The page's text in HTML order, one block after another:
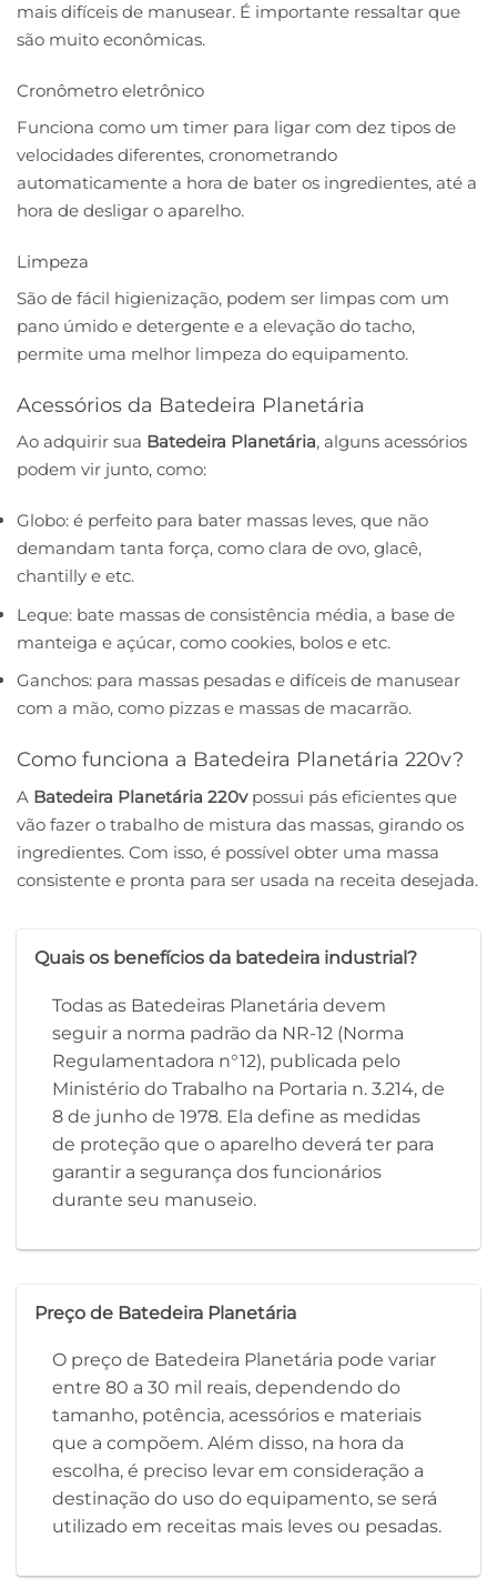
mais difíceis de manusear. É importante ressaltar que
são muito econômicas.
Cronômetro eletrônico
Funciona como um timer para ligar com dez tipos de
velocidades diferentes, cronometrando
automaticamente a hora de bater os ingredientes, até a
hora de desligar o aparelho.
Limpeza
São de fácil higienização, podem ser limpas com um
pano úmido e detergente e a elevação do tacho,
permite uma melhor limpeza do equipamento.
Acessórios da Batedeira Planetária
Ao adquirir sua Batedeira Planetária, alguns acessórios
podem vir junto, como:
Globo: é perfeito para bater massas leves, que não
demandam tanta força, como clara de ovo, glacê,
chantilly e etc.
Leque: bate massas de consistência média, a base de
manteiga e açúcar, como cookies, bolos e etc.
Ganchos: para massas pesadas e difíceis de manusear
com a mão, como pizzas e massas de macarrão.
Como funciona a Batedeira Planetária 220v?
A Batedeira Planetária 220vpossui pás eficientes que
vão fazer o trabalho de mistura das massas, girando os
ingredientes. Com isso, é possível obter uma massa
consistente e pronta para ser usada na receita desejada.
Quais os benefícios da batedeira industrial?
Todas as Batedeiras Planetária devem
seguir a norma padrão da NR-12 (Norma
Regulamentadora n°12), publicada pelo
Ministério do Trabalho na Portaria n. 3.214, de
8 de junho de 1978. Ela define as medidas
de proteção que o aparelho deverá ter para
garantir a segurança dos funcionários
durante seu manuseio.
Preço de Batedeira Planetária
O preço de Batedeira Planetária pode variar
entre 80 a 30 mil reais, dependendo do
tamanho, potência, acessórios e materiais
que a compõem. Além disso, na hora da
escolha, é preciso levar em consideração a
destinação do uso do equipamento, se será
utilizado em receitas mais leves ou pesadas.